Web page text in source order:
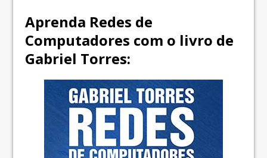
Aprenda Redes de
Computadores com o livro de
Gabriel Torres: